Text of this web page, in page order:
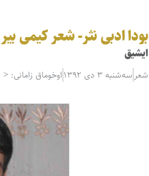
بودا ادبی نثر- شعر کیمی
ایشیق
شعر سه‌شنبه ۳ دی ۱۳۹۲ اوخوماق زامانی: < 1 دقیقه